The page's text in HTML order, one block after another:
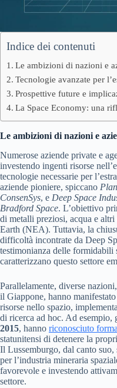
Indice dei contenuti
Le ambizioni di nazioni e
Tecnologie avanzate per
Prospettive future e
La Space Economy: una
Le ambizioni di nazioni e
Numerose aziende private e
investendo ingenti risorse
tecnologie necessarie per
aziende pioniere, spiccano
ConsenSys, e Deep Space
Bradford Space. L’obiettivo
di metalli preziosi, acqua e
Earth (NEA). Tuttavia, la
difficoltà incontrate da Deep
testimonianza delle formidabili
caratterizzano questo settore
Parallelamente, diverse
il Giappone, hanno
risorse nello spazio,
di ricerca ad hoc. Ad
2015, hanno riconosciuto
statunitensi di detenere la
Il Lussemburgo, dal canto
per l’industria mineraria
favorevole e investendo
settore.